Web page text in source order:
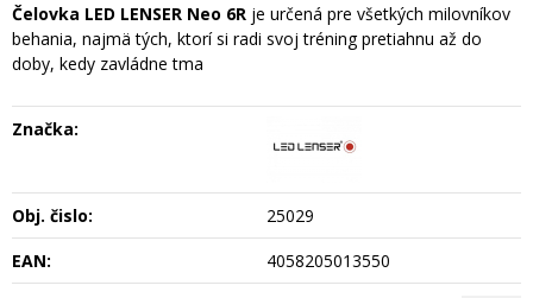
Čelovka LED LENSER Neo 6R je určená pre všetkých milovníkov
behania, najmä tých, ktorí si radi svoj tréning pretiahnu až do
doby, kedy zavládne tma
Značka:
Obj. čislo:
25029
EAN:
4058205013550